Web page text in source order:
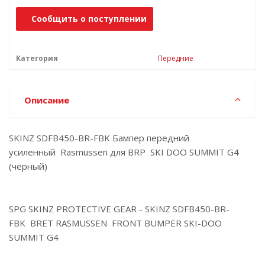
Сообщить о поступлении
Категория Передние
Описание
SKINZ SDFB450-BR-FBK Бампер передний
усиленный Rasmussen для BRP SKI DOO SUMMIT G4
(черный)
SPG SKINZ PROTECTIVE GEAR - SKINZ SDFB450-BR-
FBK BRET RASMUSSEN FRONT BUMPER SKI-DOO
SUMMIT G4